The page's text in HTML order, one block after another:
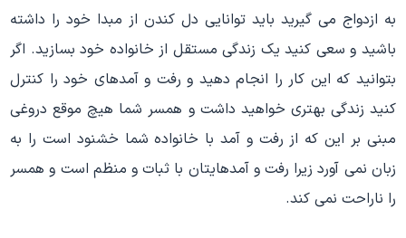
به ازدواج می گیرید باید توانایی دل کندن از مبدا خود را داشته
باشید و سعی کنید یک زندگی مستقل از خانواده خود بسازید. اگر
بتوانید که این کار را انجام دهید و رفت و آمدهای خود را کنترل
کنید زندگی بهتری خواهید داشت و همسر شما هیچ موقع دروغی
مبنی بر این که از رفت و آمد با خانواده شما خشنود است را به
زبان نمی آورد زیرا رفت و آمدهایتان با ثبات و منظم است و همسر
را ناراحت نمی کند.